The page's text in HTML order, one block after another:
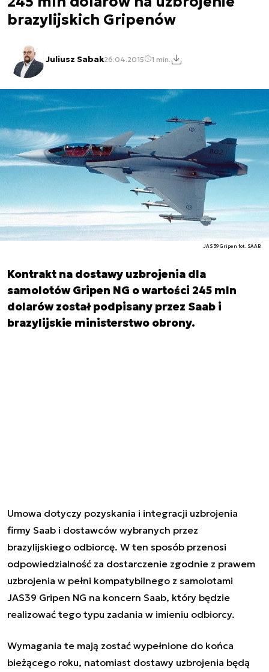
brazylijskich Gripenów
Juliusz Sabak26.04.2015 1 min.
JAS 39 Gripen fot. SAAB
Kontrakt na dostawy uzbrojenia dla
samolotów Gripen NG o wartości 245 mln
dolarów został podpisany przez Saab i
brazylijskie ministerstwo obrony.
Umowa dotyczy pozyskania i integracji uzbrojenia
firmy Saab i dostawców wybranych przez
brazylijskiego odbiorcę. W ten sposób przenosi
odpowiedzialność za dostarczenie zgodnie z prawem
uzbrojenia w pełni kompatybilnego z samolotami
JAS39 Gripen NG na koncern Saab, który będzie
realizować tego typu zadania w imieniu odbiorcy.
Wymagania te mają zostać wypełnione do końca
bieżącego roku, natomiast dostawy uzbrojenia będą